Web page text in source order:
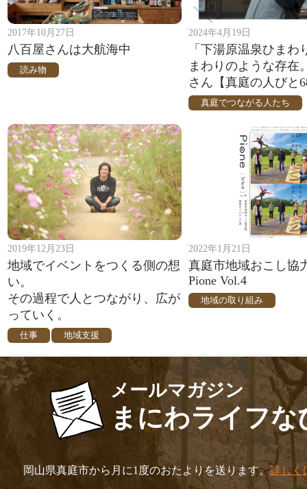
2017年10月27日
八百屋さんは大航海中
読み物
2024年4月19日
「下湯原温泉ひまわ
まわりのような存在
さん【真庭の人びと
真庭でつながる人たち
2019年12月23日
地域でイベントをつくる側の想
い。
その過程で人とつながり、広が
っていく。
仕事 地域支援
2022年1月21日
真庭市地域おこし協
Pione Vol.4
地域の取り組み
メールマガジン
まにわライフな
岡山県真庭市から月に1度のおたよりを送ります。詳しく